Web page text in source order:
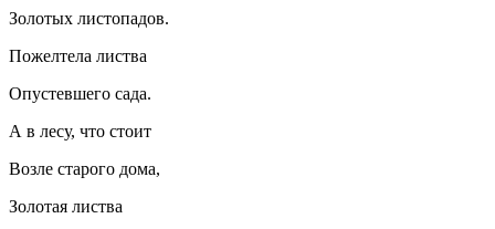
Золотых листопадов.
Пожелтела листва
Опустевшего сада.
А в лесу, что стоит
Возле старого дома,
Золотая листва